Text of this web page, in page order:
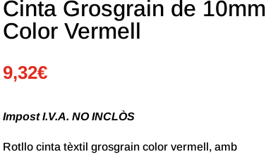
Cinta Grosgrain de 10mm
Color Vermell
9,32€
Impost I.V.A. NO INCLÒS
Rotllo cinta tèxtil grosgrain color vermell, amb